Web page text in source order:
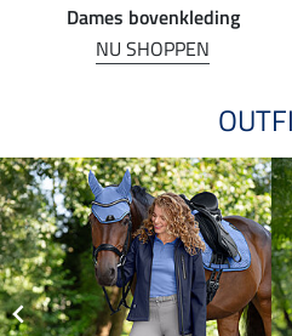
Dames bovenkleding
NU SHOPPEN